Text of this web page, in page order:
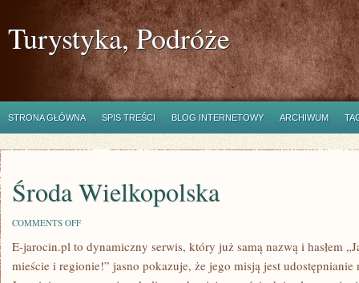
Turystyka, Podróże
STRONA GŁÓWNA SPIS TREŚCI BLOG INTERNETOWY ARCHIWUM
Środa Wielkopolska
COMMENTS OFFON
WIELKOPOLSKA
E-jarocin.pl to dynamiczny serwis, który już samą nazwą i hasłem
mieście i regionie!” jasno pokazuje, że jego misją jest